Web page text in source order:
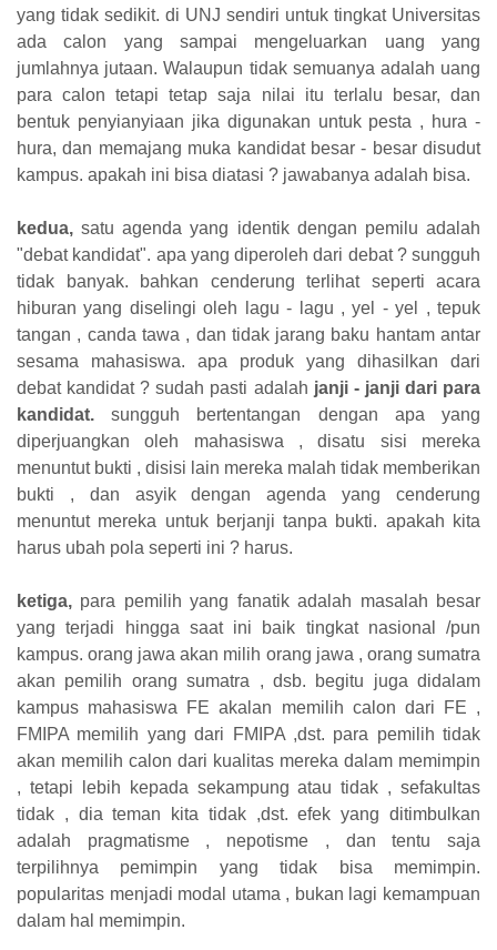
yang tidak sedikit. di UNJ sendiri untuk tingkat Universitas
ada calon yang sampai mengeluarkan uang yang
jumlahnya jutaan. Walaupun tidak semuanya adalah uang
para calon tetapi tetap saja nilai itu terlalu besar, dan
bentuk penyianyiaan jika digunakan untuk pesta , hura -
hura, dan memajang muka kandidat besar - besar disudut
kampus. apakah ini bisa diatasi ? jawabanya adalah bisa.
kedua,satu agenda yang identik dengan pemilu adalah
"debat kandidat". apa yang diperoleh dari debat ? sungguh
tidak banyak. bahkan cenderung terlihat seperti acara
hiburan yang diselingi oleh lagu - lagu , yel - yel , tepuk
tangan , canda tawa , dan tidak jarang baku hantam antar
sesama mahasiswa. apa produk yang dihasilkan dari
debat kandidat ? sudah pasti adalah janji - janji dari para
kandidat.sungguh bertentangan dengan apa yang
diperjuangkan oleh mahasiswa , disatu sisi mereka
menuntut bukti , disisi lain mereka malah tidak memberikan
bukti , dan asyik dengan agenda yang cenderung
menuntut mereka untuk berjanji tanpa bukti. apakah kita
harus ubah pola seperti ini ? harus.
ketiga, para pemilih yang fanatik adalah masalah besar
yang terjadi hingga saat ini baik tingkat nasional /pun
kampus. orang jawa akan milih orang jawa , orang sumatra
akan pemilih orang sumatra , dsb. begitu juga didalam
kampus mahasiswa FE akalan memilih calon dari FE ,
FMIPA memilih yang dari FMIPA ,dst. para pemilih tidak
akan memilih calon dari kualitas mereka dalam memimpin
, tetapi lebih kepada sekampung atau tidak , sefakultas
tidak , dia teman kita tidak ,dst. efek yang ditimbulkan
adalah pragmatisme , nepotisme , dan tentu saja
terpilihnya pemimpin yang tidak bisa memimpin.
popularitas menjadi modal utama , bukan lagi kemampuan
dalam hal memimpin.